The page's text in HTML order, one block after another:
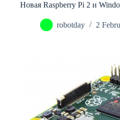
Новая Raspberry Pi 2 и
robotday 2